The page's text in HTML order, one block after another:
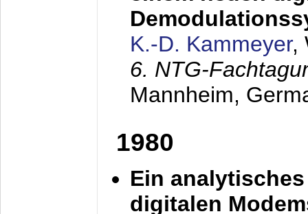
K.-D. Kammeyer,
6. NTG-
Mannheim,
1980
Ein
digitalen